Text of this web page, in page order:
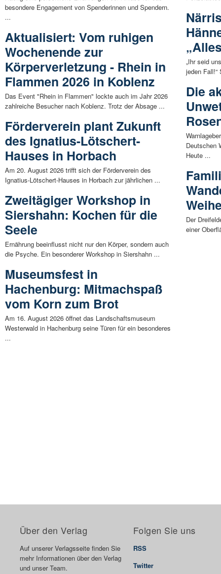
besondere Engagement von Spenderinnen und Spendern.
...
Aktualisiert: Vom ruhigen
Wochenende zur
Körperverletzung - Rhein in
Flammen 2026 in Koblenz
Das Event "Rhein in Flammen" lockte auch im Jahr 2026
zahlreiche Besucher nach Koblenz. Trotz der Absage ...
Förderverein plant Zukunft
des Ignatius-Lötschert-
Hauses in Horbach
Am 20. August 2026 trifft sich der Förderverein des
Ignatius-Lötschert-Hauses in Horbach zur jährlichen ...
Zweitägiger Workshop in
Siershahn: Kochen für die
Seele
Ernährung beeinflusst nicht nur den Körper, sondern auch
die Psyche. Ein besonderer Workshop in Siershahn ...
Museumsfest in
Hachenburg: Mitmachspaß
vom Korn zum Brot
Am 16. August 2026 öffnet das Landschaftsmuseum
Westerwald in Hachenburg seine Türen für ein besonderes
...
„Ihr seid
jeden
Die
Deutschen
Heute ...
Der
einer
Über den Verlag
Auf unserer Verlagsseite finden Sie
mehr Informationen über den Verlag
und unser Team.
Folgen Sie uns
RSS
Twitter